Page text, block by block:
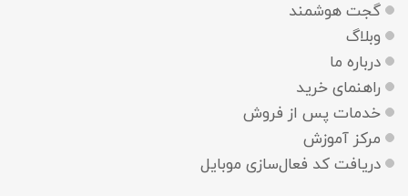
گجت هوشمند
وبلاگ
درباره ما
راهنمای خرید
خدمات پس از فروش
مرکز آموزش
دریافت کد فعال‌سازی موبایل